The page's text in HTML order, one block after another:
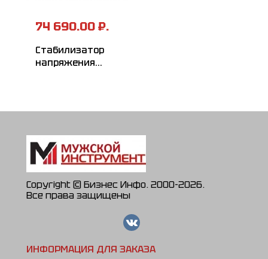
74 690.00 ₽.
Стабилизатор
напряжения
Copyright © Бизнес Инфо. 2000-2026.
Все права защищены
ИНФОРМАЦИЯ ДЛЯ ЗАКАЗА